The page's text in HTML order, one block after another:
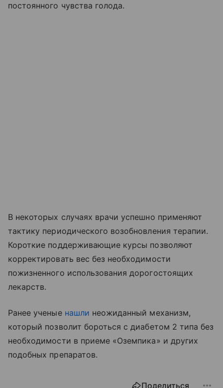
постоянного чувства голода.
В некоторых случаях врачи успешно применяют
тактику периодического возобновления терапии.
Короткие поддерживающие курсы позволяют
корректировать вес без необходимости
пожизненного использования дорогостоящих
лекарств.
Ранее ученые нашли неожиданный механизм,
который позволит бороться с диабетом 2 типа без
необходимости в приеме «Оземпика» и других
подобных препаратов.
Поделиться